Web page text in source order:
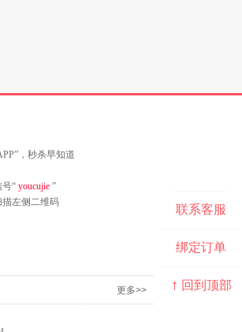
联系客服
绑定订单
↑ 回到顶部
，秒杀早知道
“ youcujie ”
描左侧二维码
更多>>